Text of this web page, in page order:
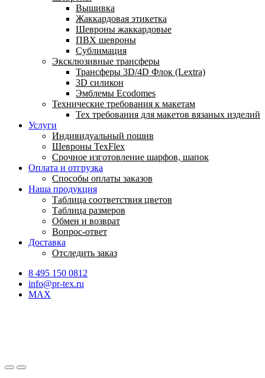
Вышивка
Жаккардовая этикетка
Шевроны жаккардовые
ПВХ шевроны
Сублимация
Эксклюзивные трансферы
Трансферы 3D/4D Флок (Lextra)
3D силикон
Эмблемы Ecodomes
Технические требования к макетам
Тех требования для макетов вязаных изделий
Услуги
Индивидуальный пошив
Шевроны TexFlex
Срочное изготовление шарфов, шапок
Оплата и отгрузка
Способы оплаты заказов
Наша продукция
Таблица соответствия цветов
Таблица размеров
Обмен и возврат
Вопрос-ответ
Доставка
Отследить заказ
8 495 150 0812
info@pr-tex.ru
MAX